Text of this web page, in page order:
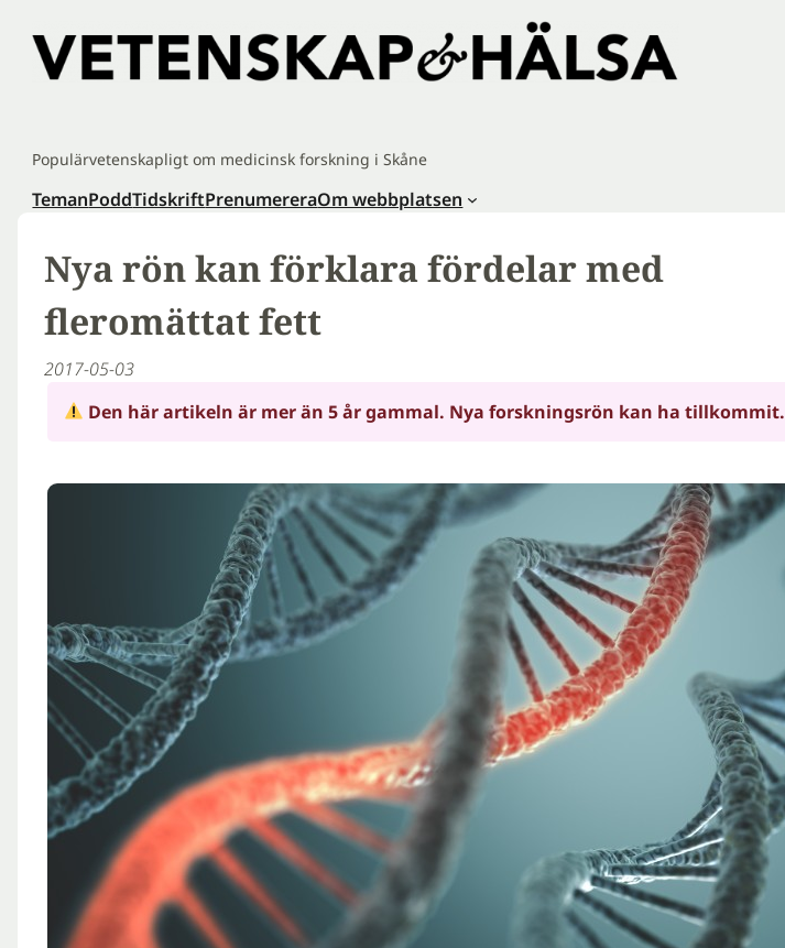
innehåll
Populärvetenskapligt om medicinsk forskning i Skåne
TemanPoddTidskriftPrenumereraOm webbplatsen
Nya rön kan förklara fördelar med
fleromättat fett
2017-05-03
Den här artikeln är mer än 5 år gammal. Nya forskningsrön kan ha tillkommit.